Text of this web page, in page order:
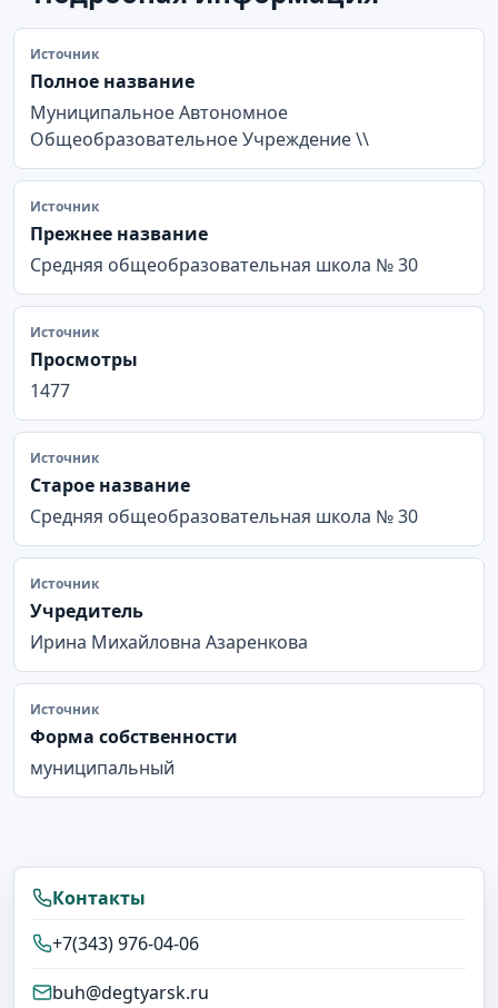
Источник
Полное название
Муниципальное Автономное
Общеобразовательное Учреждение \\
Источник
Прежнее название
Средняя общеобразовательная школа № 30
Источник
Просмотры
1477
Источник
Старое название
Средняя общеобразовательная школа № 30
Источник
Учредитель
Ирина Михайловна Азаренкова
Источник
Форма собственности
муниципальный
Контакты
+7(343) 976-04-06
buh@degtyarsk.ru